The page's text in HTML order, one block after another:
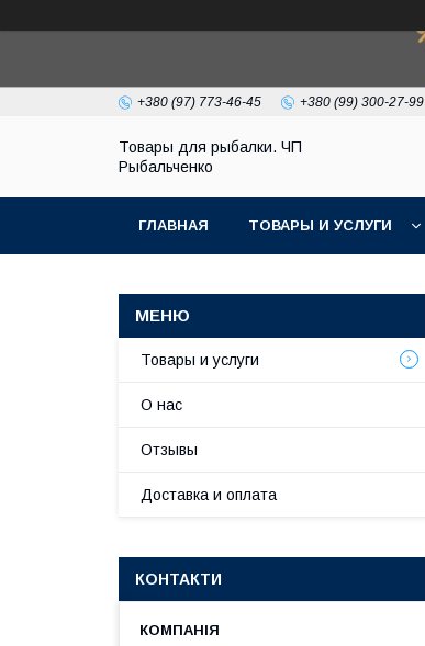
+380 (97) 773-46-45 +380 (99) 300-27-99
Товары для рыбалки. ЧП
Рыбальченко
ГЛАВНАЯ ТОВАРЫ И УСЛУГИ
Товары и услуги
О нас
Отзывы
Доставка и оплата
КОНТАКТИ